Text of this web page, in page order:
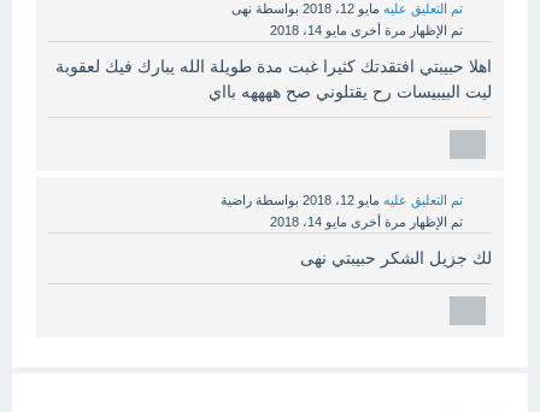
تم التعليق عليه مايو 12، 2018 بواسطة نهى
تم الإظهار مرة أخرى مايو 14، 2018
اهلا حبيبتي افتقدتك كثيرا غبت مدة طويلة الله يبارك فيك لعقوبة
ليت البيبيسات رح يقتلوني صح ههههه بااي
تم التعليق عليه مايو 12، 2018 بواسطة راضية
تم الإظهار مرة أخرى مايو 14، 2018
لك جزيل الشكر حبيبتي نهى